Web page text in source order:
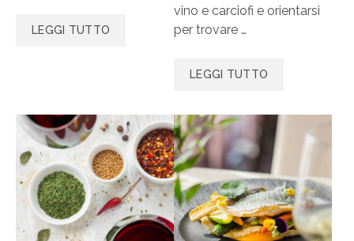
LEGGI TUTTO
vino e carciofi e orientarsi
per trovare …
LEGGI TUTTO